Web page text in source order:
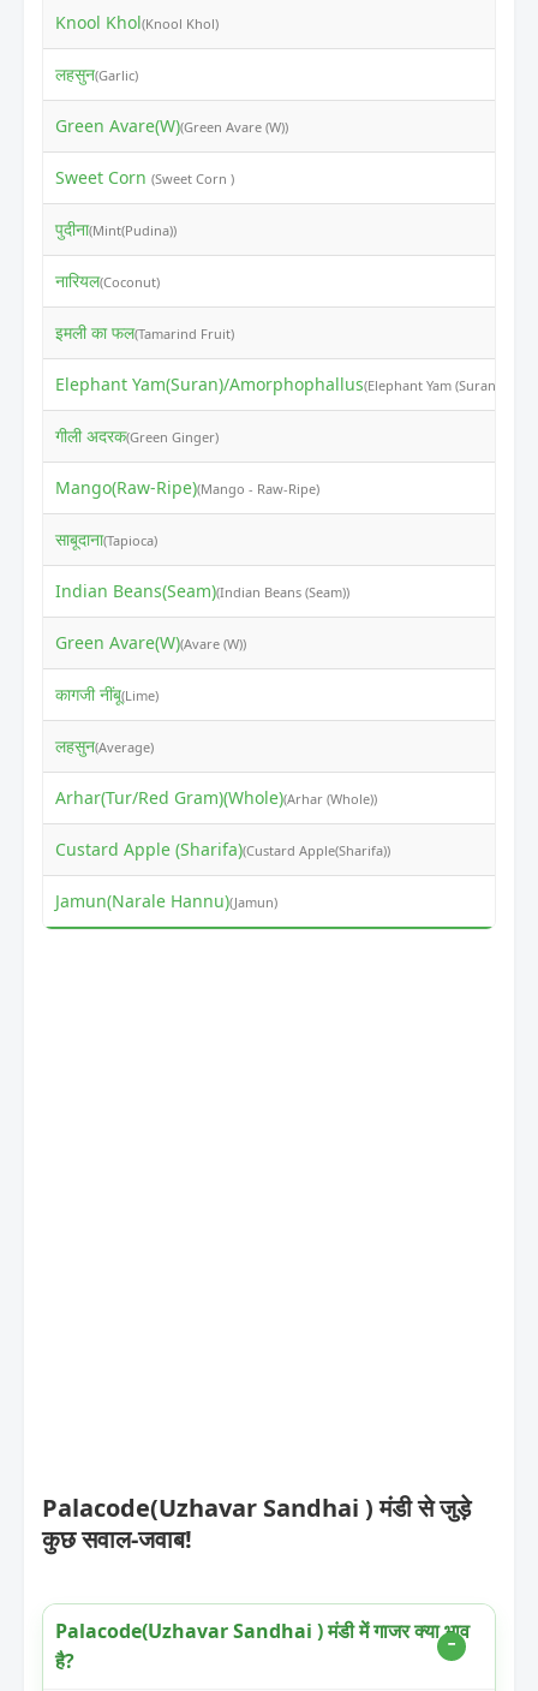
Knool Khol(Knool Khol)
लहसुन(Garlic)
Green Avare(W)(Green Avare (W))
Sweet Corn (Sweet Corn )
पुदीना(Mint(Pudina))
नारियल(Coconut)
इमली का फल(Tamarind Fruit)
Elephant Yam(Suran)/Amorphophallus(Elephant Yam (Suran))
गीली अदरक(Green Ginger)
Mango(Raw-Ripe)(Mango - Raw-Ripe)
साबूदाना(Tapioca)
Indian Beans(Seam)(Indian Beans (Seam))
Green Avare(W)(Avare (W))
कागजी नींबू(Lime)
लहसुन(Average)
Arhar(Tur/Red Gram)(Whole)(Arhar (Whole))
Custard Apple (Sharifa)(Custard Apple(Sharifa))
Jamun(Narale Hannu)(Jamun)
Palacode(Uzhavar Sandhai ) मंडी से जुड़े
कुछ सवाल-जवाब!
Palacode(Uzhavar Sandhai ) मंडी में गाजर क्या भाव
है?